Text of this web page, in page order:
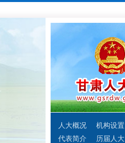
人大概况
机构设置
代表简介
历届人大